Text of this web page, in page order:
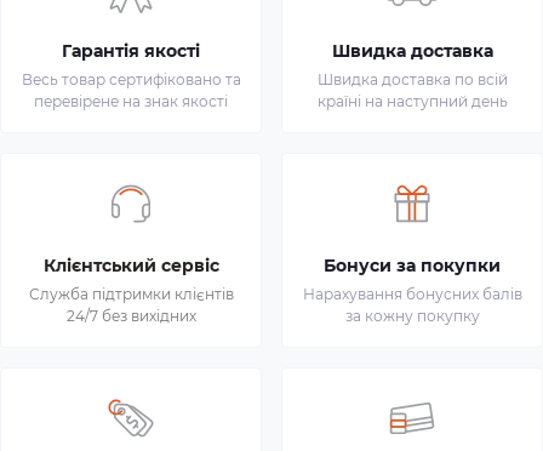
Гарантія якості
Весь товар сертифіковано та
перевірене на знак якості
Швидка доставка
Швидка доставка по всій
країні на наступний день
Клієнтський сервіс
Служба підтримки клієнтів
24/7 без вихідних
Бонуси за покупки
Нарахування бонусних балів
за кожну покупку